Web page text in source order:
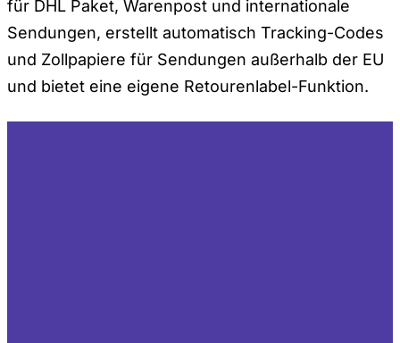
für DHL Paket, Warenpost und internationale
Sendungen, erstellt automatisch Tracking-Codes
und Zollpapiere für Sendungen außerhalb der EU
und bietet eine eigene Retourenlabel-Funktion.